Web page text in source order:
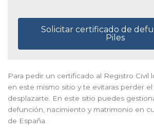
Solicitar certificado de
Piles
Para pedir un certificado al Registro Civil
en este mismo sitio y te evitaras perder
desplazarte. En este sitio puedes
defunción, nacimiento y matrimonio en
de España.